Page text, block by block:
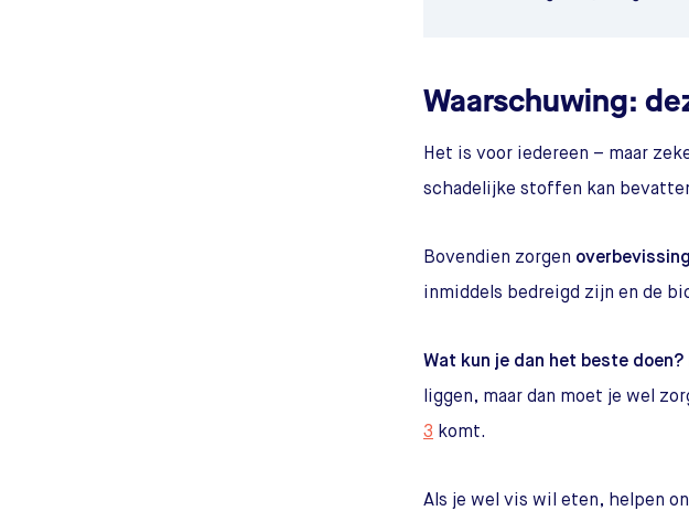
Waarschuwing:
Het is voor iedereen – maar
schadelijke stoffen kan
Bovendien zorgen overbevissing
inmiddels bedreigd zijn en de
Wat kun je dan het beste doen?
liggen, maar dan moet je wel
3 komt.
Als je wel vis wil eten, helpen